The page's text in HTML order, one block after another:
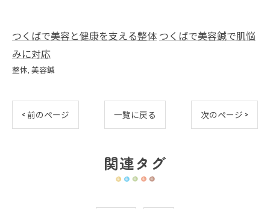
つくばで美容と健康を支える整体 つくばで美容鍼で肌悩
みに対応
整体 美容鍼
< 前のページ 一覧に戻る 次のページ >
関連タグ